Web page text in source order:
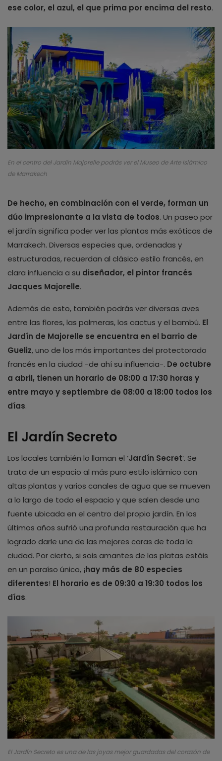
ese color, el azul, el que prima por encima del resto.
En el centro del Jardín Majorelle podrás ver el Museo de Arte Islámico
de Marrakech
De hecho, en combinación con el verde, forman un
dúo impresionante a la vista de todos. Un paseo por
el jardín significa poder ver las plantas más exóticas de
Marrakech. Diversas especies que, ordenadas y
estructuradas, recuerdan al clásico estilo francés, en
clara influencia a su diseñador, el pintor francés
Jacques Majorelle.
Además de esto, también podrás ver diversas aves
entre las flores, las palmeras, los cactus y el bambú. El
Jardín de Majorelle se encuentra en el barrio de
Gueliz, uno de los más importantes del protectorado
francés en la ciudad -de ahí su influencia-. De octubre
a abril, tienen un horario de 08:00 a 17:30 horas y
entre mayo y septiembre de 08:00 a 18:00 todos los
días.
El Jardín Secreto
Los locales también lo llaman el ‘Jardín Secret’. Se
trata de un espacio al más puro estilo islámico con
altas plantas y varios canales de agua que se mueven
a lo largo de todo el espacio y que salen desde una
fuente ubicada en el centro del propio jardín. En los
últimos años sufrió una profunda restauración que ha
logrado darle una de las mejores caras de toda la
ciudad. Por cierto, si sois amantes de las platas estáis
en un paraíso único, ¡hay más de 80 especies
diferentes! El horario es de 09:30 a 19:30 todos los
días.
El Jardín Secreto es una de las joyas mejor guardadas del corazón de